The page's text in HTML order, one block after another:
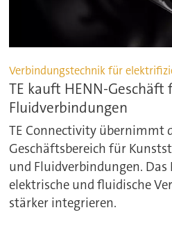
Verbindungstechnik für
TE kauft HENN-Geschäft
Fluidverbindungen
TE Connectivity übernimmt
Geschäftsbereich für
und Fluidverbindungen.
elektrische und fluidische
stärker integrieren.